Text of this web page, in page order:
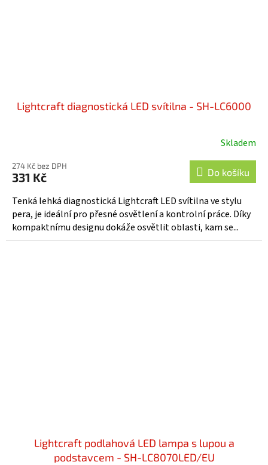
Lightcraft diagnostická LED svítilna - SH-LC6000
Skladem
274 Kč bez DPH
331 Kč Do košíku
Tenká lehká diagnostická Lightcraft LED svítilna ve stylu
pera, je ideální pro přesné osvětlení a kontrolní práce. Díky
kompaktnímu designu dokáže osvětlit oblasti, kam se...
Lightcraft podlahová LED lampa s lupou a
podstavcem - SH-LC8070LED/EU